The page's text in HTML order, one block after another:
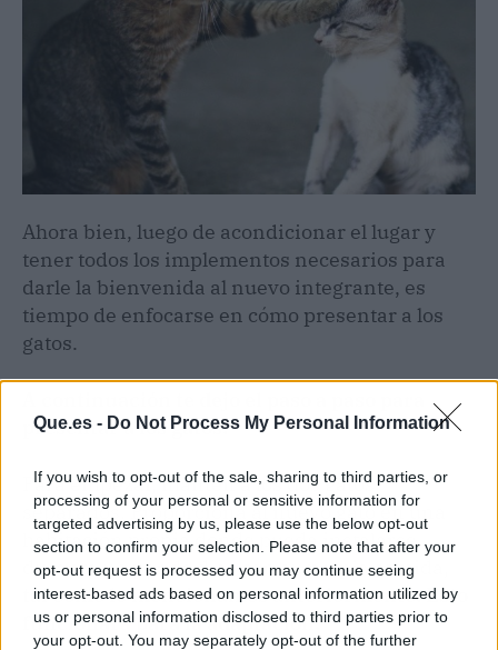
Que.es - Do Not Process My Personal Information
If you wish to opt-out of the sale, sharing to third parties, or
processing of your personal or sensitive information for
targeted advertising by us, please use the below opt-out
section to confirm your selection. Please note that after your
opt-out request is processed you may continue seeing
interest-based ads based on personal information utilized by
us or personal information disclosed to third parties prior to
your opt-out. You may separately opt-out of the further
Ahora bien, luego de acondicionar el lugar y
tener todos los implementos necesarios para
darle la bienvenida al nuevo integrante, es
tiempo de enfocarse en cómo presentar a los
gatos.
presentar a los gatos:
Para empezar, mantén a los dos gatos
separados. Proporciona al nuevo gato en una
habitación propia donde pueda instalarse
durante un par de días con su propia comida,
tal como lo mencionamos anteriormente. Esto
funcionará para la adaptación.